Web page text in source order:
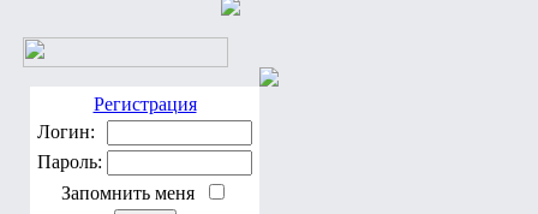
Регистрация
Логин:
Пароль:
Запомнить меня